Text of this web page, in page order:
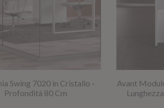
Swing 7020 in Cristallo -
Profondità 80 Cm
Avant